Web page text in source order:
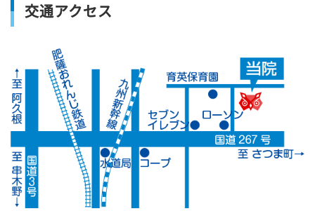
交通アクセス